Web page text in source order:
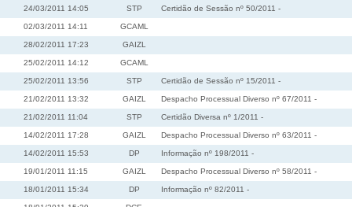
24/03/2011 14:05 STP Certidão de Sessão nº 50/2011 -
02/03/2011 14:11 GCAML
28/02/2011 17:23 GAIZL
25/02/2011 14:12 GCAML
25/02/2011 13:56 STP Certidão de Sessão nº 15/2011 -
21/02/2011 13:32 GAIZL Despacho Processual Diverso nº 67/2011 -
21/02/2011 11:04 STP Certidão Diversa nº 1/2011 -
14/02/2011 17:28 GAIZL Despacho Processual Diverso nº 63/2011 -
14/02/2011 15:53 DP Informação nº 198/2011 -
19/01/2011 11:15 GAIZL Despacho Processual Diverso nº 58/2011 -
18/01/2011 15:34 DP Informação nº 82/2011 -